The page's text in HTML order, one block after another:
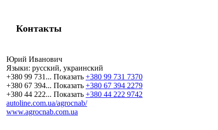
Контакты
Юрий Иванович
Языки: русский, украинский
+380 99 731... Показать +380 99 731 7370
+380 67 394... Показать +380 67 394 2279
+380 44 222... Показать +380 44 222 9742
autoline.com.ua/agrocnab/
www.agrocnab.com.ua